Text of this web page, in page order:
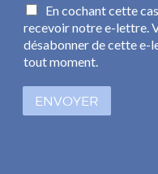
a
i
l
*
C
a
s
e
à
En cochant cette
recevoir notre e-lettre.
désabonner de cette e-
tout moment.
ENVOYER